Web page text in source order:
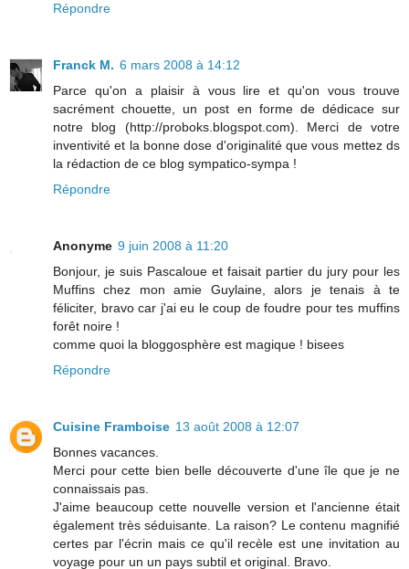
Répondre
Franck M. 6 mars 2008 à 14:12
Parce qu'on a plaisir à vous lire et qu'on vous trouve
sacrément chouette, un post en forme de dédicace sur
notre blog (http://proboks.blogspot.com). Merci de votre
inventivité et la bonne dose d'originalité que vous mettez ds
la rédaction de ce blog sympatico-sympa !
Répondre
Anonyme 9 juin 2008 à 11:20
Bonjour, je suis Pascaloue et faisait partier du jury pour les
Muffins chez mon amie Guylaine, alors je tenais à te
féliciter, bravo car j'ai eu le coup de foudre pour tes muffins
forêt noire !
comme quoi la bloggosphère est magique ! bisees
Répondre
Cuisine Framboise 13 août 2008 à 12:07
Bonnes vacances.
Merci pour cette bien belle découverte d'une île que je ne
connaissais pas.
J'aime beaucoup cette nouvelle version et l'ancienne était
également très séduisante. La raison? Le contenu magnifié
certes par l'écrin mais ce qu'il recèle est une invitation au
voyage pour un un pays subtil et original. Bravo.